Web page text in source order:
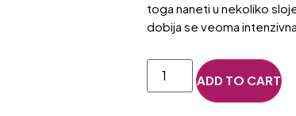
toga naneti u nekoliko
dobija se veoma
ADD TO CART